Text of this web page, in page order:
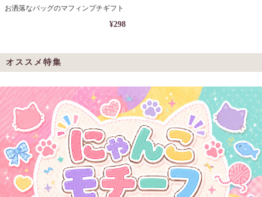
ンタイン・ホワイトデー・バッグ・義
お洒落なバッグのマフィンプチギフト
¥298
オススメ特集